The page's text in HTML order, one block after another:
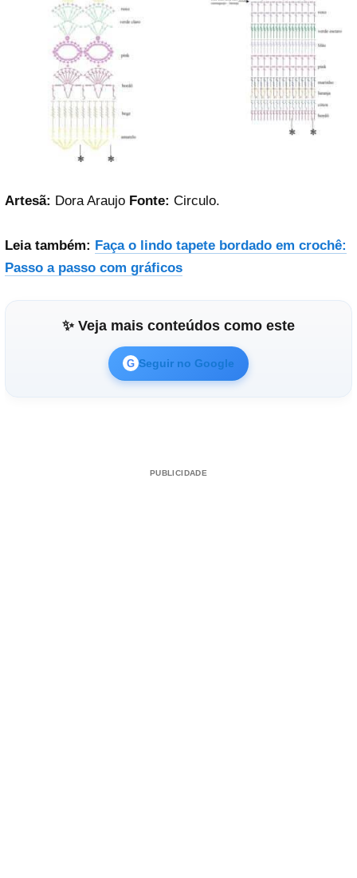
Artesã: Dora Araujo Fonte: Circulo.
Leia também: Faça o lindo tapete bordado em crochê:
Passo a passo com gráficos
✨ Veja mais conteúdos como este
G Seguir no Google
PUBLICIDADE